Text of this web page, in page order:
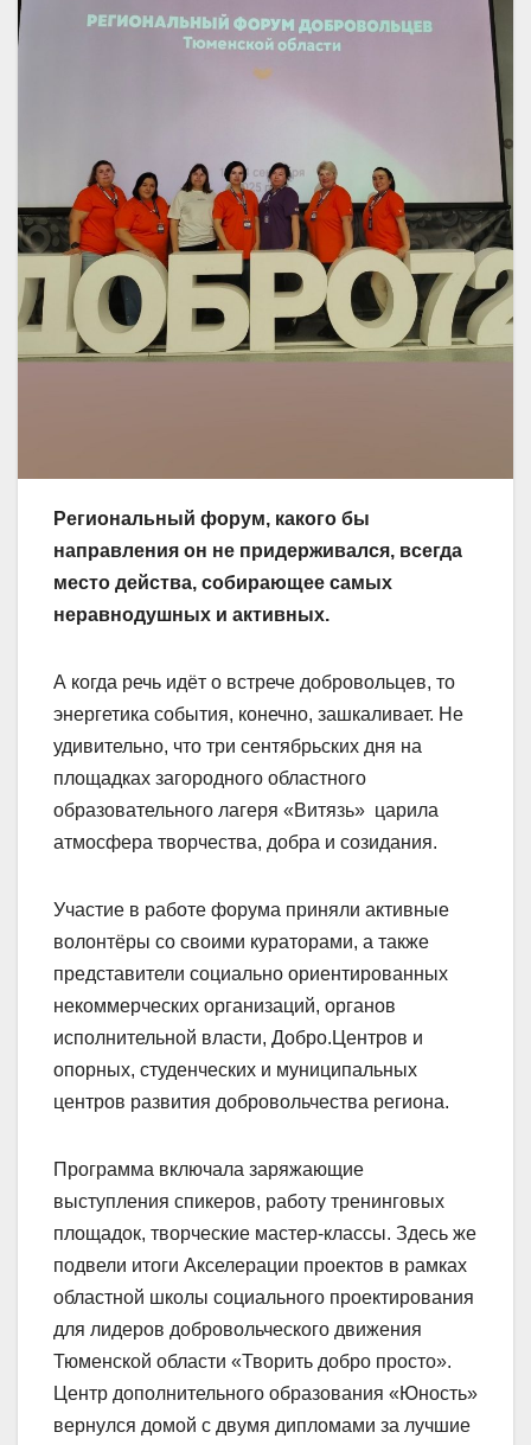
Региональный форум, какого бы
направления он не придерживался, всегда
место действа, собирающее самых
неравнодушных и активных.
А когда речь идёт о встрече добровольцев, то
энергетика события, конечно, зашкаливает. Не
удивительно, что три сентябрьских дня на
площадках загородного областного
образовательного лагеря «Витязь» царила
атмосфера творчества, добра и созидания.
Участие в работе форума приняли активные
волонтёры со своими кураторами, а также
представители социально ориентированных
некоммерческих организаций, органов
исполнительной власти, Добро.Центров и
опорных, студенческих и муниципальных
центров развития добровольчества региона.
Программа включала заряжающие
выступления спикеров, работу тренинговых
площадок, творческие мастер-классы. Здесь же
подвели итоги Акселерации проектов в рамках
областной школы социального проектирования
для лидеров добровольческого движения
Тюменской области «Творить добро просто».
Центр дополнительного образования «Юность»
вернулся домой с двумя дипломами за лучшие